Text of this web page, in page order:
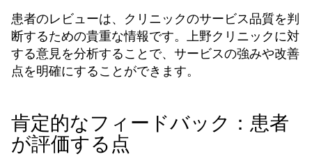
患者のレビューは、クリニックのサービス品質を判
断するための貴重な情報です。上野クリニックに対
する意見を分析することで、サービスの強みや改善
点を明確にすることができます。
肯定的なフィードバック：患者
が評価する点